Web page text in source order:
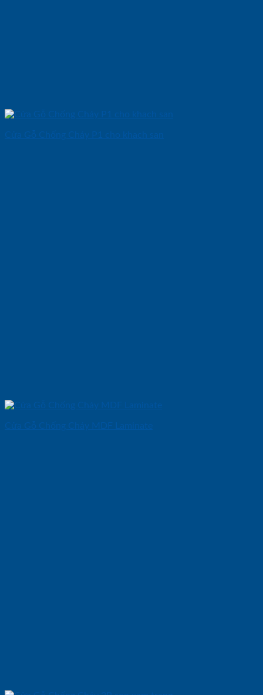
Cửa Gỗ Chống Cháy P1 cho khach san
Cửa Gỗ Chống Cháy MDF Laminate